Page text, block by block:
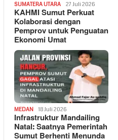
SUMATERA UTARA 27 Juli 2026
KAHMI Sumut Perkuat
Kolaborasi dengan
Pemprov untuk Penguatan
Ekonomi Umat
MEDAN 18 Juli 2026
Infrastruktur Mandailing
Natal: Saatnya Pemerintah
Sumut Berhenti Menunda